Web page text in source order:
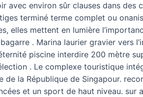
avec environ sûr clauses dans des
terminé terme complet ou
elles mettent en lumière
. Marina laurier gravier vers
piscine interdire 200 mètre
. Le complexe touristique
la République de Singapour.
et un sport de haut niveau. sur